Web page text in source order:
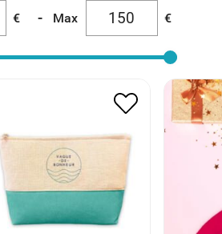
€ - Max €
POCHETTE VAGUE DE